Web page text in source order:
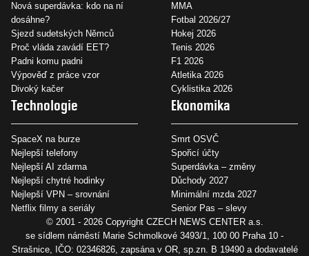
Nová superdávka: kdo na ní
dosáhne?
Sjezd sudetských Němců
Proč vláda zavádí EET?
Padni komu padni
Výpověď z práce vzor
Divoký kačer
MMA
Fotbal 2026/27
Hokej 2026
Tenis 2026
F1 2026
Atletika 2026
Cyklistika 2026
Technologie
SpaceX na burze
Nejlepší telefony
Nejlepší AI zdarma
Nejlepší chytré hodinky
Nejlepší VPN – srovnání
Netflix filmy a seriály
Ekonomika
Smrt OSVČ
Spořicí účty
Superdávka – změny
Důchody 2027
Minimální mzda 2027
Senior Pas – slevy
© 2001 - 2026 Copyright CZECH NEWS CENTER a.s.
se sídlem náměstí Marie Schmolkové 3493/1, 100 00 Praha 10 -
Strašnice, IČO: 02346826, zapsána v OR, sp.zn. B 19490 a dodavatelé